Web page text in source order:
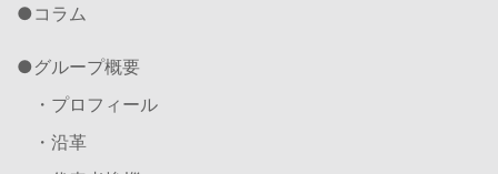
コラム
グループ概要
・プロフィール
・沿革